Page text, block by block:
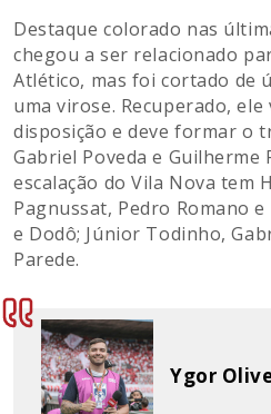
Destaque colorado nas
chegou a ser relacionado
Atlético, mas foi cortado de
uma virose. Recuperado,
disposição e deve formar o
Gabriel Poveda e Guilherme
escalação do Vila Nova tem
Pagnussat, Pedro Romano
e Dodô; Júnior Todinho,
Parede.
Ygor